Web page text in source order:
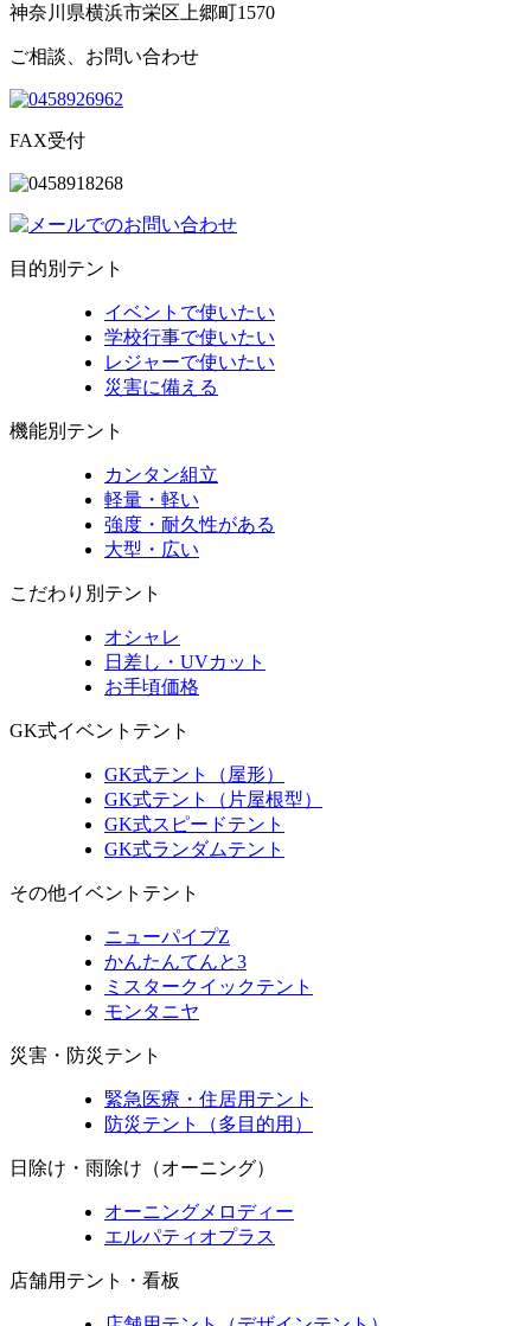
神奈川県横浜市栄区上郷町1570
ご相談、お問い合わせ
FAX受付
目的別テント
イベントで使いたい
学校行事で使いたい
レジャーで使いたい
災害に備える
機能別テント
カンタン組立
軽量・軽い
強度・耐久性がある
大型・広い
こだわり別テント
オシャレ
日差し・UVカット
お手頃価格
GK式イベントテント
GK式テント（屋形）
GK式テント（片屋根型）
GK式スピードテント
GK式ランダムテント
その他イベントテント
ニューパイプZ
かんたんてんと3
ミスタークイックテント
モンタニヤ
災害・防災テント
緊急医療・住居用テント
防災テント（多目的用）
日除け・雨除け（オーニング）
オーニングメロディー
エルパティオプラス
店舗用テント・看板